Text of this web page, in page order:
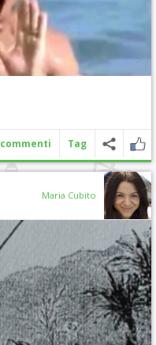
commenti Tag
Maria Cubito